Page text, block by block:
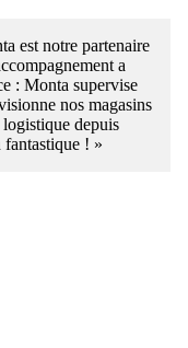
est notre partenaire
a
: Monta supervise
nos magasins
logistique depuis
! »